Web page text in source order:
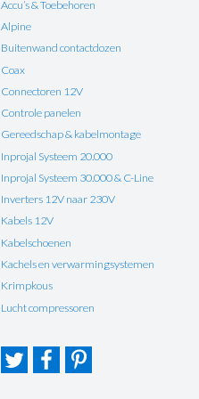
Accu’s & Toebehoren
Alpine
Buitenwand contactdozen
Coax
Connectoren 12V
Controle panelen
Gereedschap & kabelmontage
Inprojal Systeem 20.000
Inprojal Systeem 30.000 & C-Line
Inverters 12V naar 230V
Kabels 12V
Kabelschoenen
Kachels en verwarmingsystemen
Krimpkous
Lucht compressoren